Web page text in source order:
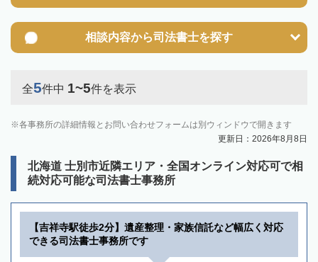
相談内容から司法書士を探す
全5件中 1~5件を表示
各事務所の詳細情報とお問い合わせフォームは別ウィンドウで開きます
更新日：2026年8月8日
北海道 士別市近隣エリア・全国オンライン対応可で相
続対応可能な司法書士事務所
【吉祥寺駅徒歩2分】遺産整理・家族信託など幅広く対応
できる司法書士事務所です